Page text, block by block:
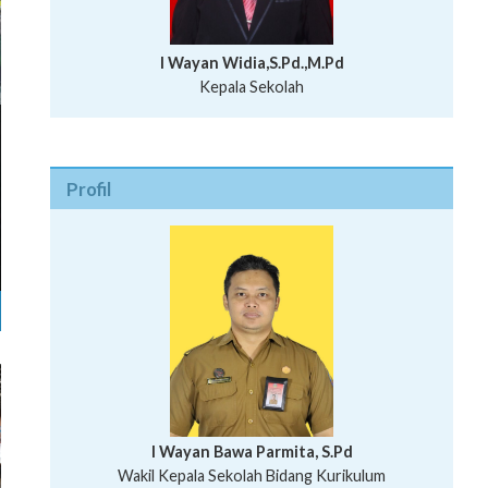
I Wayan Widia,S.Pd.,M.Pd
Kepala Sekolah
Profil
I Wayan Bawa Parmita, S.Pd
Wakil Kepala Sekolah Bidang Kurikulum
I Wayan Gede Aditya Pratita, S.Pd., M.Sn
Ni Wayan Nopi Sutantri, S.Pd.